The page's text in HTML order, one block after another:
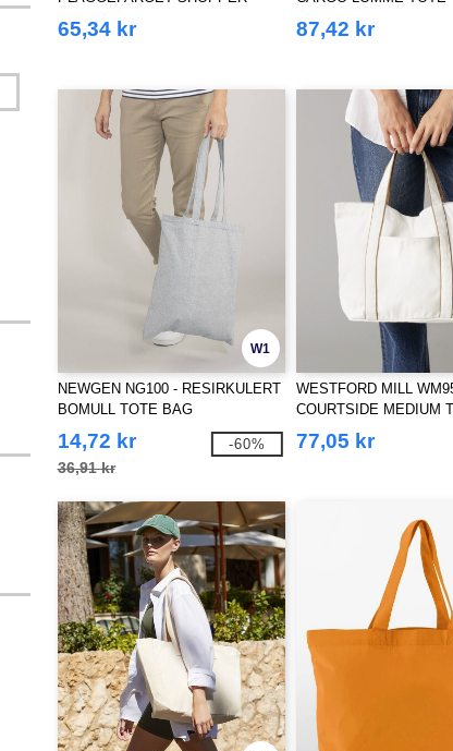
65,34 kr 87,42 kr
W1
NEWGEN NG100 - RESIRKULERT
BOMULL TOTE BAG
14,72 kr
36,91 kr
-60%
WESTFORD MILL
COURTSIDE MEDIUM
77,05 kr